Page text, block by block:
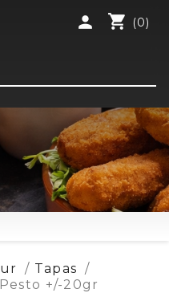
shopping_cart (0)
person
Tapas
+/-20gr